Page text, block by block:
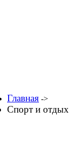
Главная ->
Спорт и отдых